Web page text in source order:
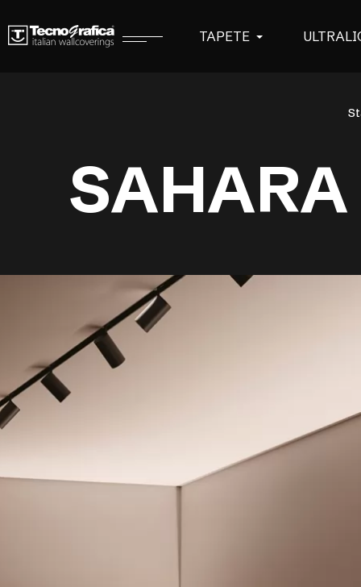
TAPETE